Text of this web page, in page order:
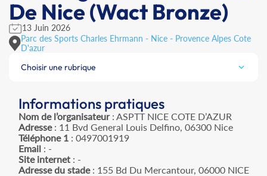
De Nice (Wact Bronze)
13 Juin 2026
Parc des Sports Charles Ehrmann - Nice - Provence Alpes Cote
D'azur
Choisir une rubrique
Informations pratiques
Nom de l’organisateur: ASPTT NICE COTE D’AZUR
Adresse: 11 Bvd General Louis Delfino, 06300 Nice
Téléphone 1: 0497001919
Email: -
Site internet: -
Adresse du stade: 155 Bd Du Mercantour, 06000 NICE